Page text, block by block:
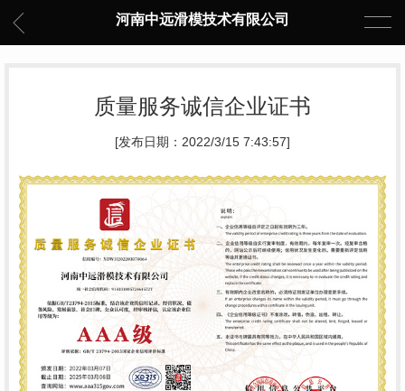
河南中远滑模技术有限公司
质量服务诚信企业证书
[发布日期：2022/3/15 7:43:57]